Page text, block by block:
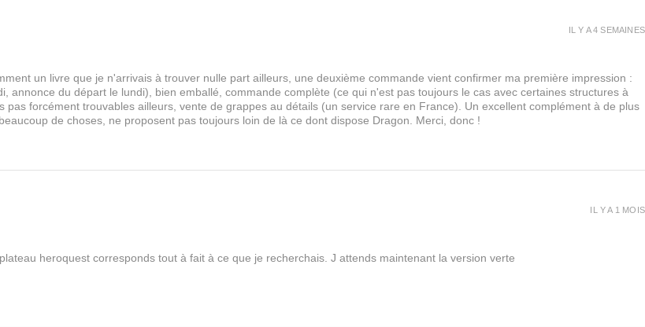
un livre que je n'arrivais à trouver nulle part ailleurs, une deuxième commande vient confirmer ma première impression :
annonce du départ le lundi), bien emballé, commande complète (ce qui n'est pas toujours le cas avec certaines structures à
pas forcément trouvables ailleurs, vente de grappes au détails (un service rare en France). Un excellent complément à de plus
de choses, ne proposent pas toujours loin de là ce dont dispose Dragon. Merci, donc !
IL Y A 4 SEMAINES
heroquest corresponds tout à fait à ce que je recherchais. J attends maintenant la version verte
IL Y A 1 MOIS